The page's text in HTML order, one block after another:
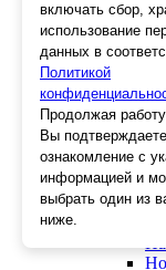
включать сбор,
использование
данных в
Политикой
Продолжая
Вы подтверждаете
ознакомление с
информацией и
выбрать один из
ниже.